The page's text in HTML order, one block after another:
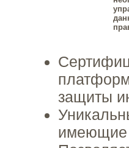
защиты
имеющие